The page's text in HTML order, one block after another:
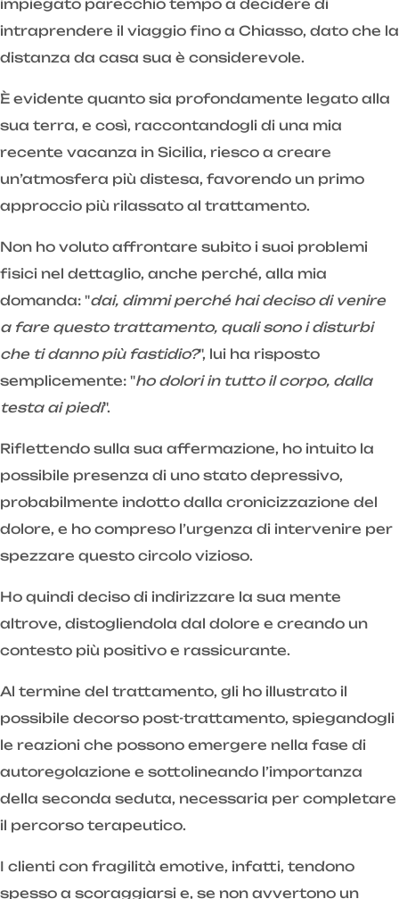
impiegato parecchio tempo a decidere di
intraprendere il viaggio fino a Chiasso, dato che la
distanza da casa sua è considerevole.
È evidente quanto sia profondamente legato alla
sua terra, e così, raccontandogli di una mia
recente vacanza in Sicilia, riesco a creare
un’atmosfera più distesa, favorendo un primo
approccio più rilassato al trattamento.
Non ho voluto affrontare subito i suoi problemi
fisici nel dettaglio, anche perché, alla mia
domanda: "dai, dimmi perché hai deciso di venire
a fare questo trattamento, quali sono i disturbi
che ti danno più fastidio?", lui ha risposto
semplicemente: "ho dolori in tutto il corpo, dalla
testa ai piedi".
Riflettendo sulla sua affermazione, ho intuito la
possibile presenza di uno stato depressivo,
probabilmente indotto dalla cronicizzazione del
dolore, e ho compreso l’urgenza di intervenire per
spezzare questo circolo vizioso.
Ho quindi deciso di indirizzare la sua mente
altrove, distogliendola dal dolore e creando un
contesto più positivo e rassicurante.
Al termine del trattamento, gli ho illustrato il
possibile decorso post-trattamento, spiegandogli
le reazioni che possono emergere nella fase di
autoregolazione e sottolineando l’importanza
della seconda seduta, necessaria per completare
il percorso terapeutico.
I clienti con fragilità emotive, infatti, tendono
spesso a scoraggiarsi e, se non avvertono un